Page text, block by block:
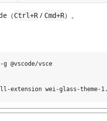
（Ctrl+R / Cmd+R）。
@vscode/vsce